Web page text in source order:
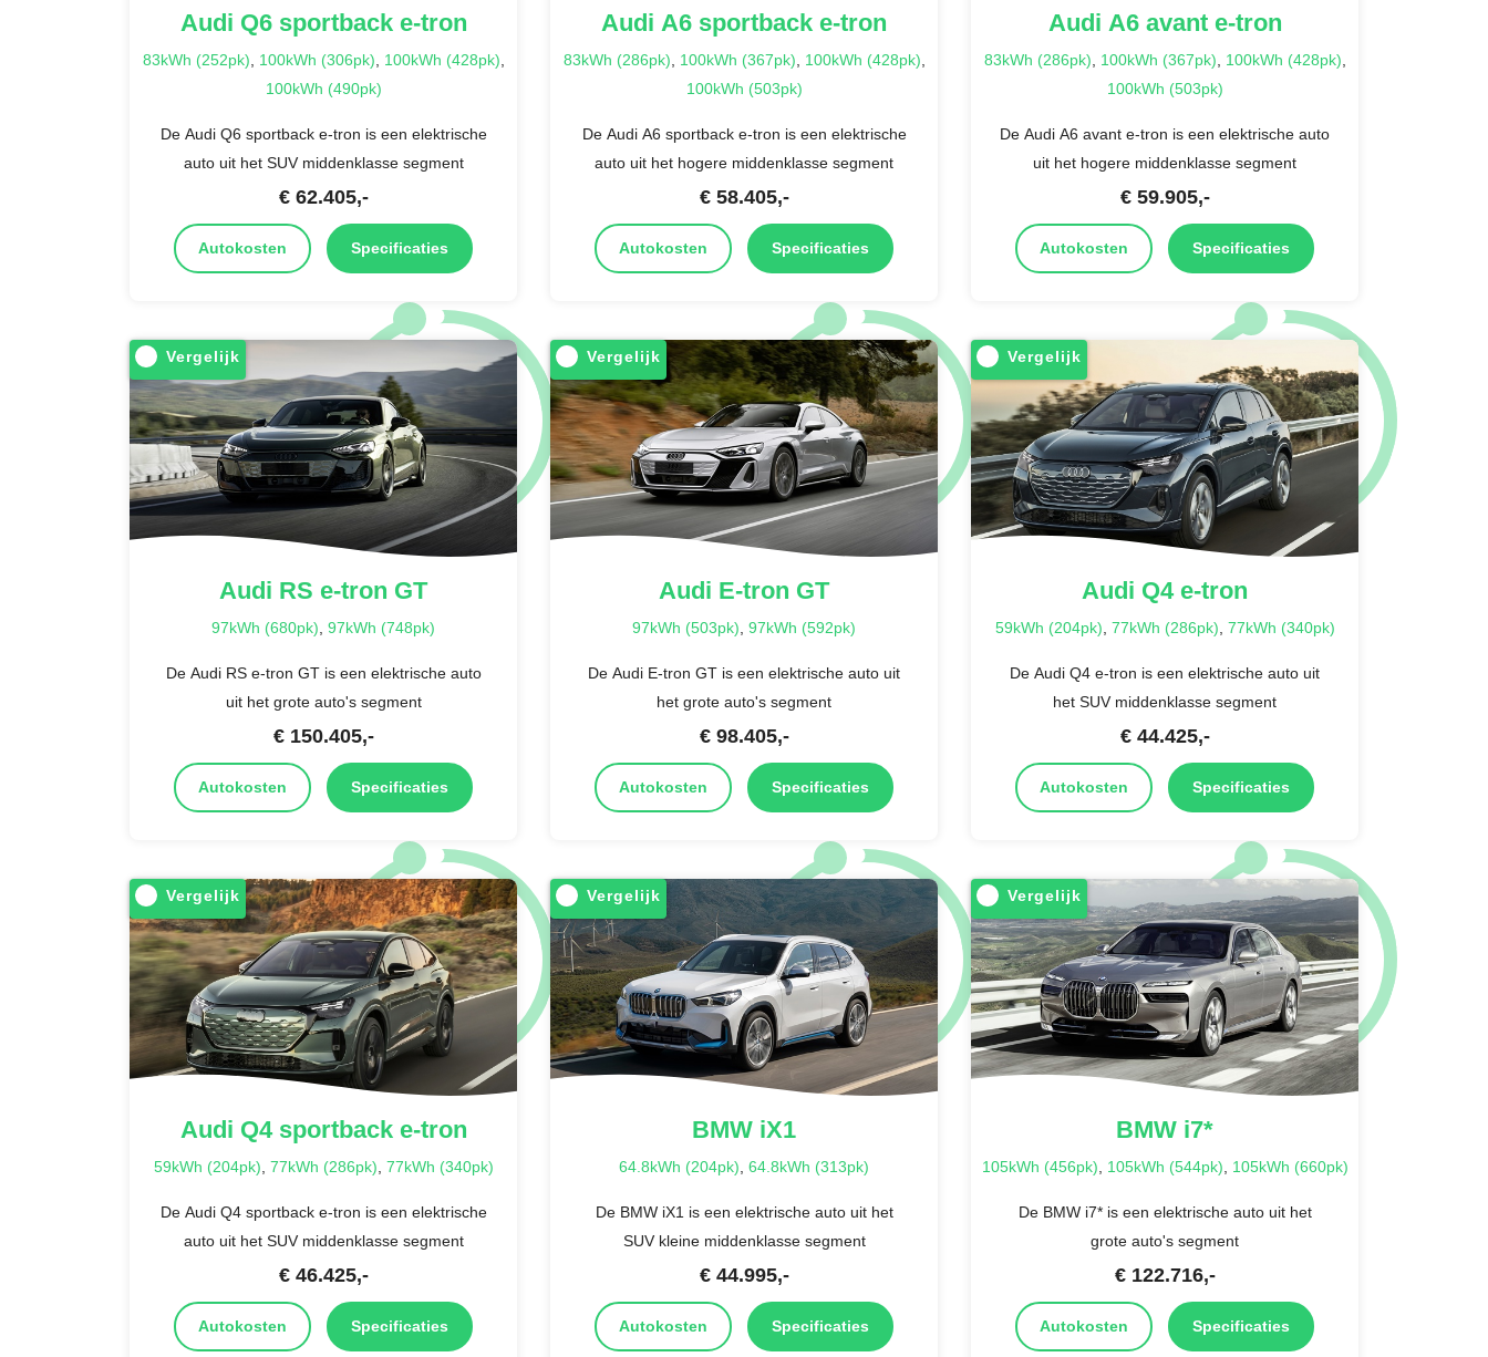
Audi Q6 sportback e-tron
83kWh (252pk) 100kWh (306pk) 100kWh (428pk)
100kWh (490pk)
De Audi Q6 sportback e-tron is een elektrische
auto uit het SUV middenklasse segment
€ 62.405,-
Autokosten Specificaties
Audi A6 sportback e-tron
83kWh (286pk) 100kWh (367pk) 100kWh (428pk)
100kWh (503pk)
De Audi A6 sportback e-tron is een elektrische
auto uit het hogere middenklasse segment
€ 58.405,-
Autokosten Specificaties
Audi A6 avant e-tron
83kWh (286pk) 100kWh (367pk) 100kWh (428pk)
100kWh (503pk)
De Audi A6 avant e-tron is een elektrische auto
uit het hogere middenklasse segment
€ 59.905,-
Autokosten Specificaties
Vergelijk
Audi RS e-tron GT
97kWh (680pk) 97kWh (748pk)
De Audi RS e-tron GT is een elektrische auto
uit het grote auto's segment
€ 150.405,-
Autokosten Specificaties
Vergelijk
Audi E-tron GT
97kWh (503pk) 97kWh (592pk)
De Audi E-tron GT is een elektrische auto uit
het grote auto's segment
€ 98.405,-
Autokosten Specificaties
Vergelijk
Audi Q4 e-tron
59kWh (204pk) 77kWh (286pk) 77kWh (340pk)
De Audi Q4 e-tron is een elektrische auto uit
het SUV middenklasse segment
€ 44.425,-
Autokosten Specificaties
Vergelijk
Audi Q4 sportback e-tron
59kWh (204pk), 77kWh (286pk), 77kWh (340pk)
De Audi Q4 sportback e-tron is een elektrische
auto uit het SUV middenklasse segment
€ 46.425,-
Autokosten Specificaties
Vergelijk
BMW iX1
64.8kWh (204pk), 64.8kWh (313pk)
De BMW iX1 is een elektrische auto uit het
SUV kleine middenklasse segment
€ 44.995,-
Autokosten Specificaties
Vergelijk
BMW i7*
105kWh (456pk), 105kWh (544pk), 105kWh (660pk)
De BMW i7* is een elektrische auto uit het
grote auto's segment
€ 122.716,-
Autokosten Specificaties